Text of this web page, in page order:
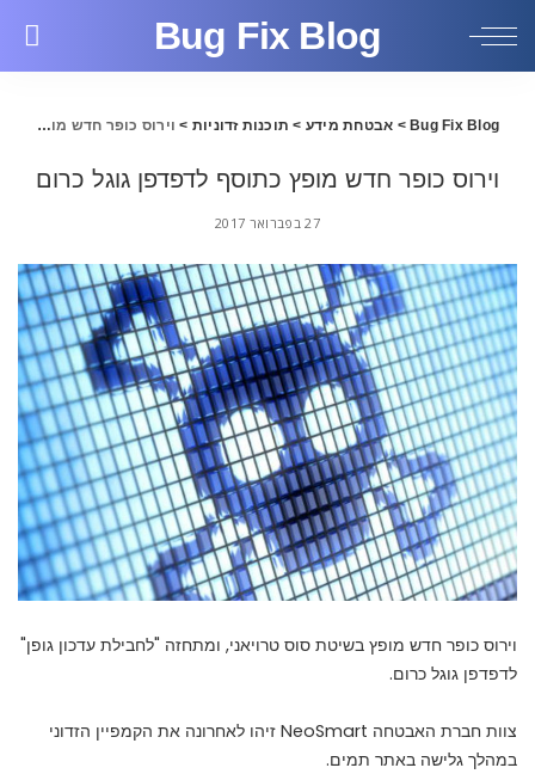
Bug Fix Blog
Bug Fix Blog
> אבטחת מידע > תוכנות זדוניות > וירוס כופר חדש מופץ כתוסף לדפדפן גוגל כרום
וירוס כופר חדש מופץ כתוסף לדפדפן גוגל כרום
27 בפברואר 2017
וירוס כופר חדש מופץ בשיטת סוס טרויאני, ומתחזה "לחבילת עדכון גופן"
לדפדפן גוגל כרום.
צוות חברת האבטחה NeoSmart זיהו לאחרונה את הקמפיין הזדוני
במהלך גלישה באתר תמים.